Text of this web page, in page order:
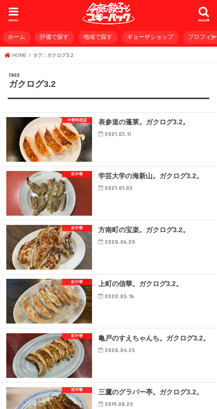
search
menu
ホーム 評価で探す 地域で探す ギョーザショップ プロフィ
HOME タグ : ガクログ3.2
ガクログ3.2
中華料理店 表参道の蓬莱。ガクログ3.2。
2021.03.11
町中華 学芸大学の海新山。ガクログ3.2。
2021.01.05
町中華 方南町の宝楽。ガクログ3.2。
2020.06.20
町中華 上町の信華。ガクログ3.2。
2020.05.16
町中華 亀戸のすえちゃんち。ガクログ3.2。
2020.04.25
町中華 三鷹のグラバー亭。ガクログ3.2。
2019.08.22